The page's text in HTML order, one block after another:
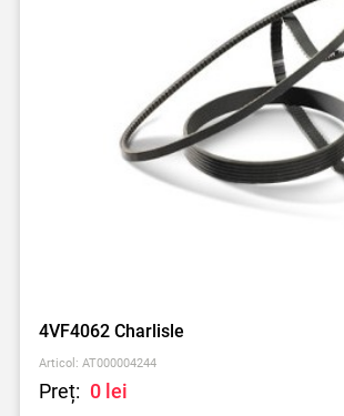
4VF4062 Charlisle
Articol: AT000004244
Preț: 0 lei